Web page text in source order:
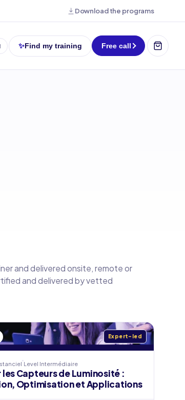
Download the programs
✨Find my training Free call
and delivered onsite, remote or
and delivered by vetted
Expert-led
Level Intermédiaire
Capteurs de Luminosité :
Optimisation et Applications